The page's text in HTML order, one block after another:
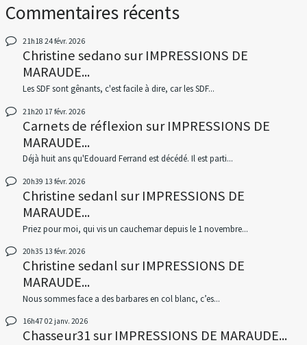
Commentaires récents
21h18 24févr. 2026
Christine sedanosurIMPRESSIONS DE
MARAUDE...
Les SDF sont gênants, c'est facile à dire, car les SDF...
21h20 17 févr. 2026
Carnets de réflexion surIMPRESSIONS DE
MARAUDE...
Déjà huit ans qu'Edouard Ferrand est décédé. Il est parti...
20h39 13 févr. 2026
Christine sedanlsurIMPRESSIONS DE
MARAUDE...
Priez pour moi, qui vis un cauchemar depuis le 1 novembre...
20h35 13 févr. 2026
Christine sedanlsurIMPRESSIONS DE
MARAUDE...
Nous sommes face a des barbares en col blanc, c’es...
16h47 02 janv. 2026
Chasseur31surIMPRESSIONS DE MARAUDE...